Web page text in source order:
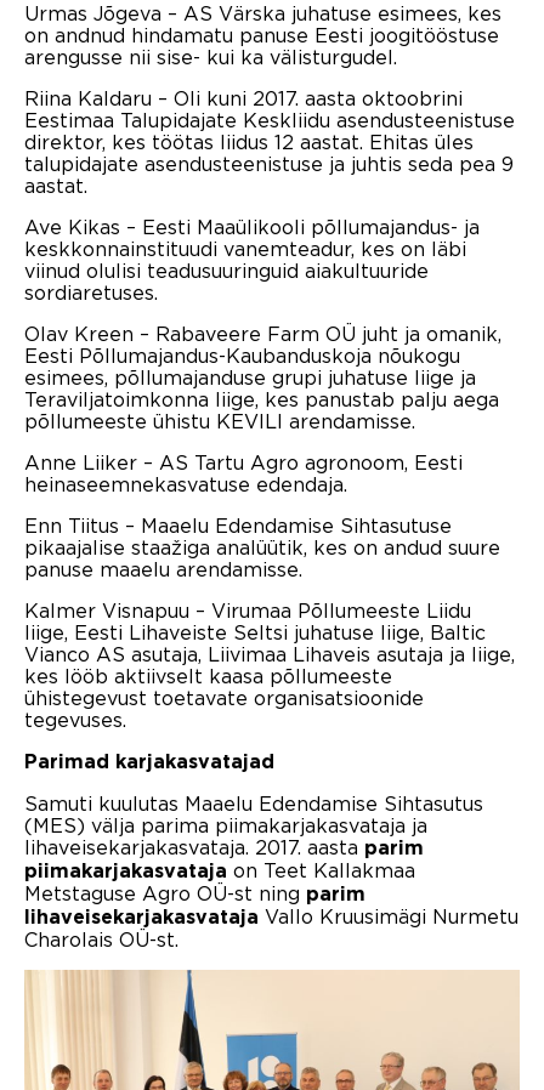
Urmas Jõgeva – AS Värska juhatuse esimees, kes
on andnud hindamatu panuse Eesti joogitööstuse
arengusse nii sise- kui ka välisturgudel.
Riina Kaldaru – Oli kuni 2017. aasta oktoobrini
Eestimaa Talupidajate Keskliidu asendusteenistuse
direktor, kes töötas liidus 12 aastat. Ehitas üles
talupidajate asendusteenistuse ja juhtis seda pea 9
aastat.
Ave Kikas – Eesti Maaülikooli põllumajandus- ja
keskkonnainstituudi vanemteadur, kes on läbi
viinud olulisi teadusuuringuid aiakultuuride
sordiaretuses.
Olav Kreen – Rabaveere Farm OÜ juht ja omanik,
Eesti Põllumajandus-Kaubanduskoja nõukogu
esimees, põllumajanduse grupi juhatuse liige ja
Teraviljatoimkonna liige, kes panustab palju aega
põllumeeste ühistu KEVILI arendamisse.
Anne Liiker – AS Tartu Agro agronoom, Eesti
heinaseemnekasvatuse edendaja.
Enn Tiitus – Maaelu Edendamise Sihtasutuse
pikaajalise staažiga analüütik, kes on andud suure
panuse maaelu arendamisse.
Kalmer Visnapuu – Virumaa Põllumeeste Liidu
liige, Eesti Lihaveiste Seltsi juhatuse liige, Baltic
Vianco AS asutaja, Liivimaa Lihaveis asutaja ja liige,
kes lööb aktiivselt kaasa põllumeeste
ühistegevust toetavate organisatsioonide
tegevuses.
Parimad karjakasvatajad
Samuti kuulutas Maaelu Edendamise Sihtasutus
(MES) välja parima piimakarjakasvataja ja
lihaveisekarjakasvataja. 2017. aasta parim
piimakarjakasvataja on Teet Kallakmaa
Metstaguse Agro OÜ-st ning parim
lihaveisekarjakasvataja Vallo Kruusimägi Nurmetu
Charolais OÜ-st.